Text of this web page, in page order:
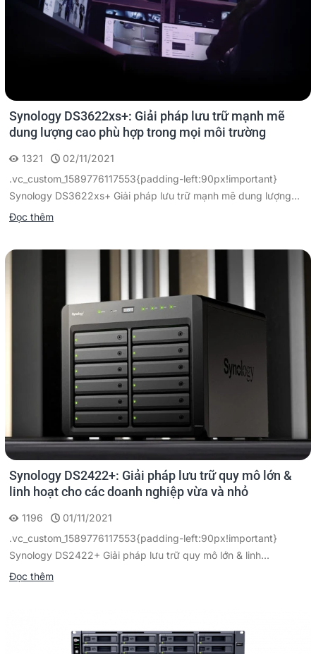
Synology DS3622xs+: Giải pháp lưu trữ mạnh mẽ
dung lượng cao phù hợp trong mọi môi trường
1321
02/11/2021
.vc_custom_1589776117553{padding-left:90px!important}
Synology DS3622xs+ Giải pháp lưu trữ mạnh mẽ dung lượng...
Đọc thêm
Synology DS2422+: Giải pháp lưu trữ quy mô lớn &
linh hoạt cho các doanh nghiệp vừa và nhỏ
1196
01/11/2021
.vc_custom_1589776117553{padding-left:90px!important}
Synology DS2422+ Giải pháp lưu trữ quy mô lớn & linh...
Đọc thêm